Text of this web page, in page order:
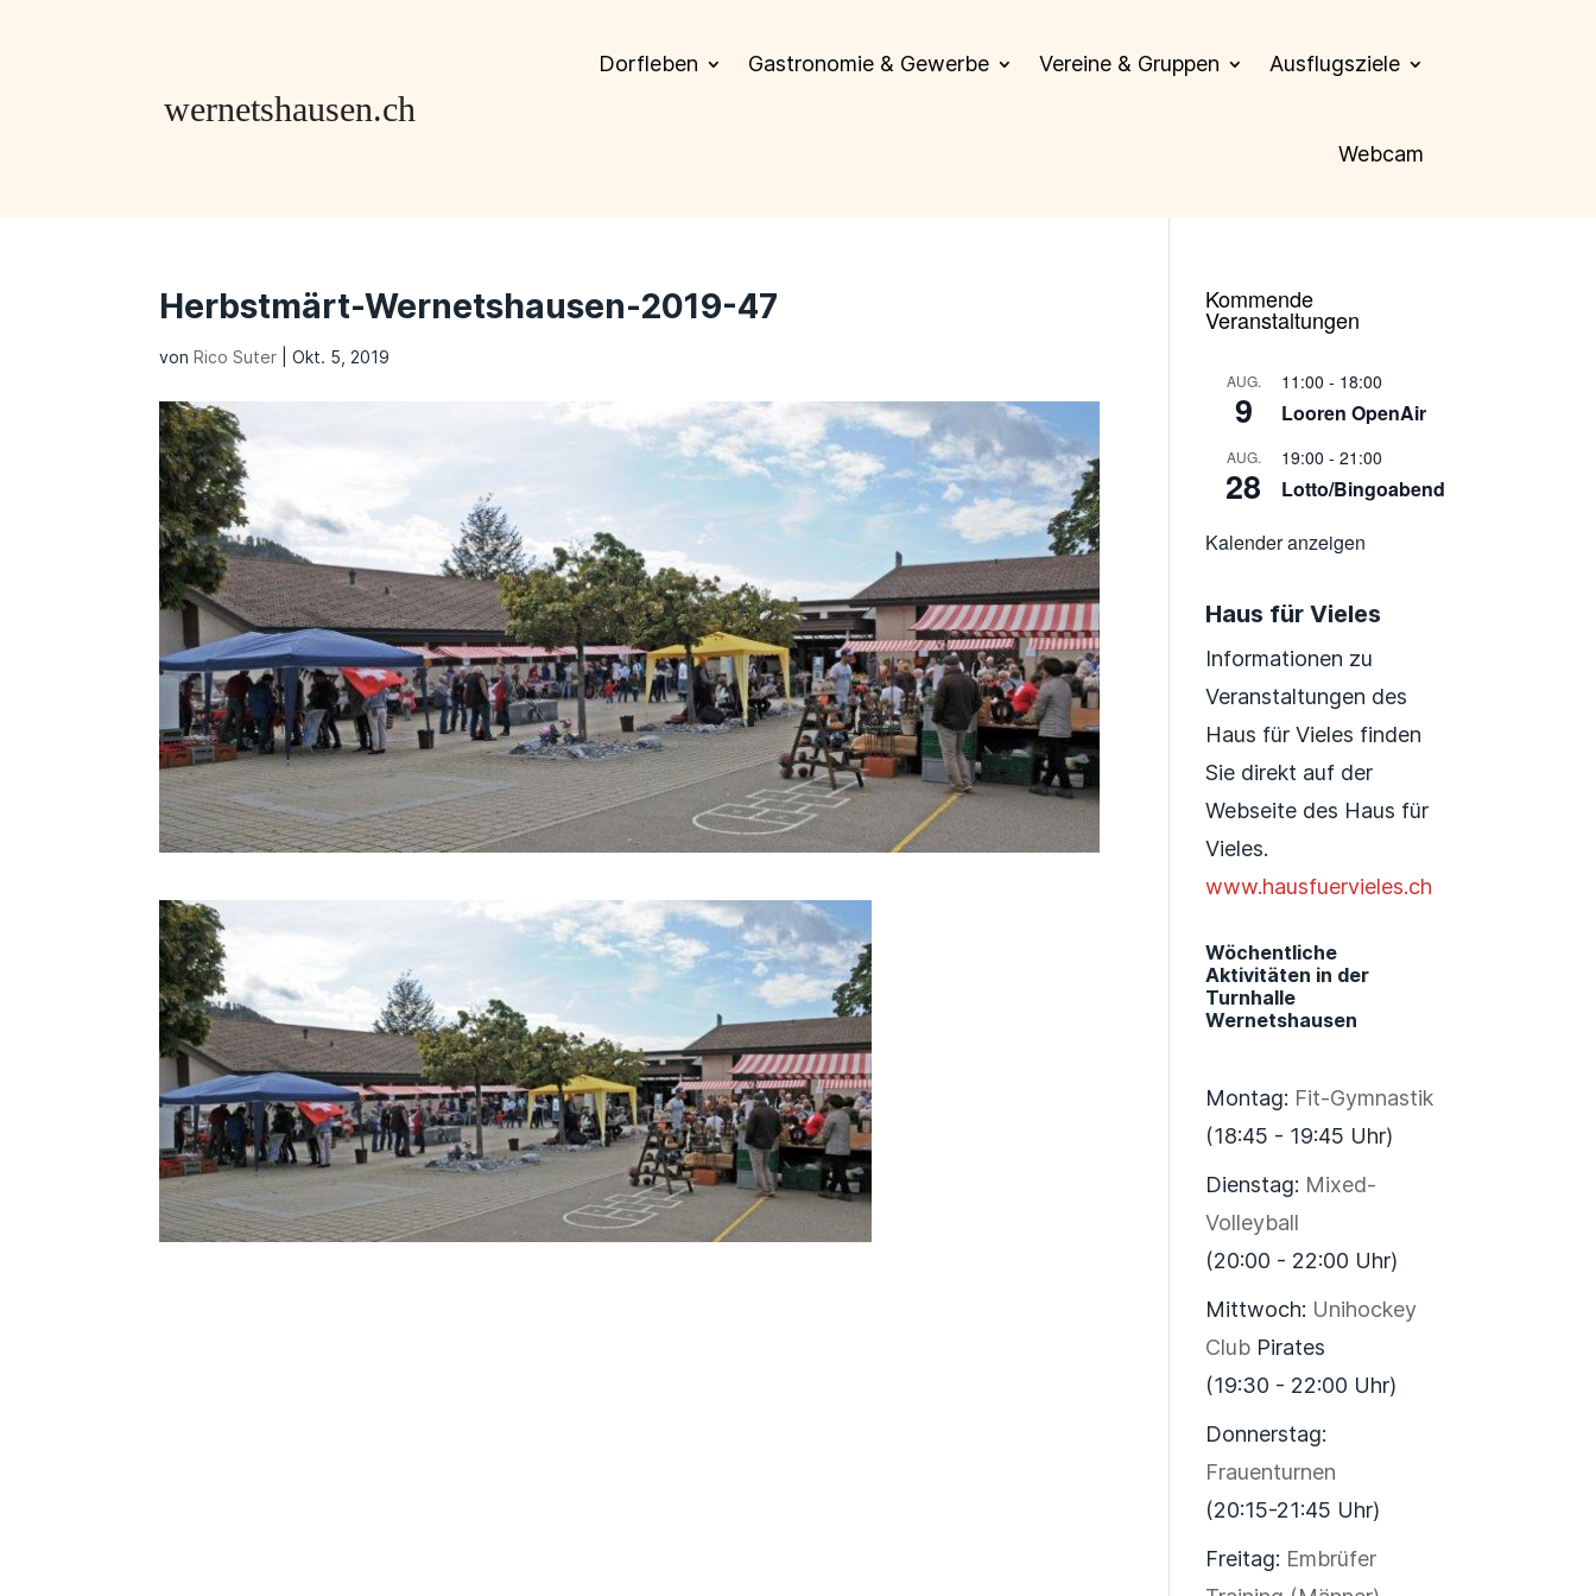
Dorfleben Gastronomie & Gewerbe Vereine & Gruppen Ausflugsziele
Webcam
Herbstmärt-Wernetshausen-2019-47
vonRico Suter |Okt. 5, 2019
Kommende
Veranstaltungen
AUG.
9
11:00 - 18:00
Looren OpenAir
AUG.
28
19:00 -21:00
Lotto/Bingoabend
Kalender anzeigen
Haus für Vieles
Informationen zu
Veranstaltungen des
Haus für Vieles finden
Sie direkt auf der
Webseite des Haus für
Vieles.
www.hausfuervieles.ch
Wöchentliche
Aktivitäten in der
Turnhalle
Wernetshausen
Montag: Fit-Gymnastik
(18:45 - 19:45 Uhr)
Dienstag: Mixed-
Volleyball
(20:00 - 22:00 Uhr)
Mittwoch: Unihockey
Club Pirates
(19:30 - 22:00 Uhr)
Donnerstag:
Frauenturnen
(20:15-21:45 Uhr)
Freitag: Embrüfer